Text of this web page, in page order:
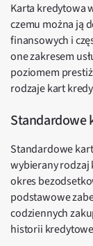
Karta kredytowa
czemu można ją
finansowych i
one zakresem
poziomem
rodzaje kart
Standardowe
Standardowe
wybierany
okres
podstawowe
codziennych
historii